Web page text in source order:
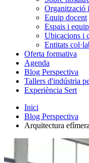
Organització
Equip docent
Espais i
Ubicacions i
Entitats
Oferta formativa
Agenda
Blog Perspectiva
Tallers d'indústria
Experiència Sert
Inici
Blog Perspectiva
Arquitectura